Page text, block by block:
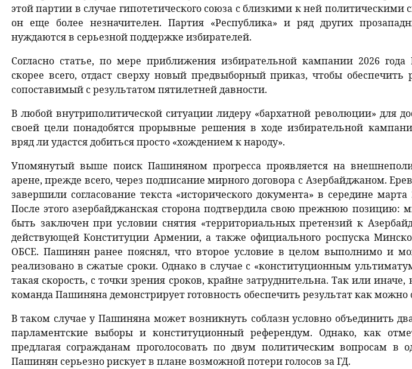
этой партии в случае гипотетического союза с близкими к ней политическими
он еще более незначителен. Партия «Республика» и ряд других
нуждаются в серьезной поддержке избирателей.
Согласно статье, по мере приближения избирательной кампании 2026
скорее всего, отдаст сверху новый предвыборный приказ, чтобы обеспечить
сопоставимый с результатом пятилетней давности.
В любой внутриполитической ситуации лидеру «бархатной революции» для
своей цели понадобятся прорывные решения в ходе избирательной
вряд ли удастся добиться просто «хождением к народу».
Упомянутый выше поиск Пашиняном прогресса проявляется на
арене, прежде всего, через подписание мирного договора с Азербайджаном.
завершили согласование текста «исторического документа» в середине марта
После этого азербайджанская сторона подтвердила свою прежнюю позицию:
быть заключен при условии снятия «территориальных претензий к
действующей Конституции Армении, а также официального роспуска
ОБСЕ. Пашинян ранее пояснял, что второе условие в целом выполнимо и
реализовано в сжатые сроки. Однако в случае с «конституционным
такая скорость, с точки зрения сроков, крайне затруднительна. Так или иначе,
команда Пашиняна демонстрирует готовность обеспечить результат как можно
В таком случае у Пашиняна может возникнуть соблазн условно объединить
парламентские выборы и конституционный референдум. Однако, как
предлагая согражданам проголосовать по двум политическим вопросам в
Пашинян серьезно рискует в плане возможной потери голосов за ГД.